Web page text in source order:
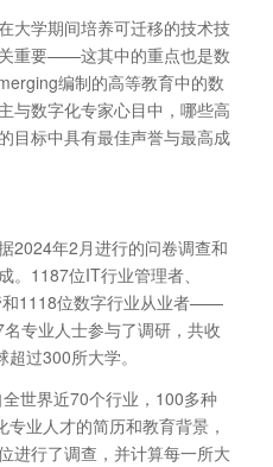
大学期间培养可迁移的技术技
重要——这其中的重点也是数
编制的高等教育中的数
与数字化专家心目中，哪些高
目标中具有最佳声誉与最高成
2024年2月进行的问卷调查和
。1187位IT行业管理者、
和1118位数字行业从业者——
专业人士参与了调研，共收
过300所大学。
世界近70个行业，100多种
业人才的简历和教育背景，
进行了调查，并计算每一所大